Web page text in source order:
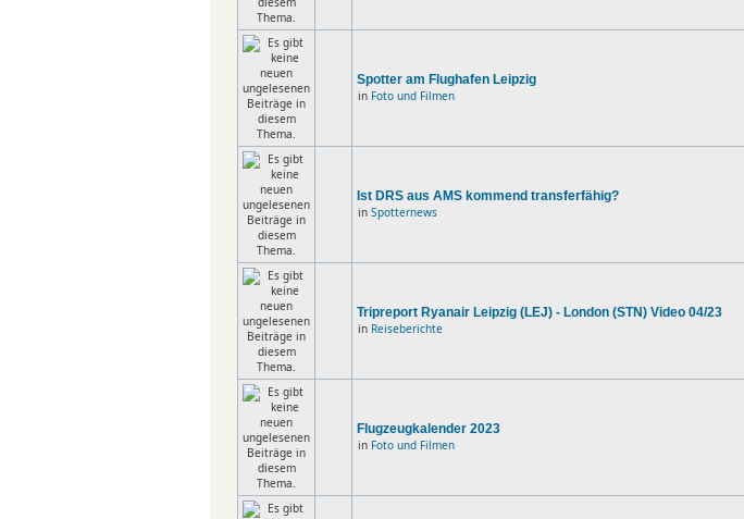
Spotter am Flughafen Leipzig
in Foto und Filmen
Ist DRS aus AMS kommend transferfähig?
in Spotternews
Tripreport Ryanair Leipzig (LEJ) - London (STN) Video 04/23
in Reiseberichte
Flugzeugkalender 2023
in Foto und Filmen